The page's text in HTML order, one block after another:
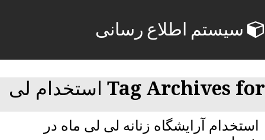
سیستم اطلاع رسانی
Tag Archives for استخدام لی
استخدام آرایشگاه زنانه لی لی ماه در